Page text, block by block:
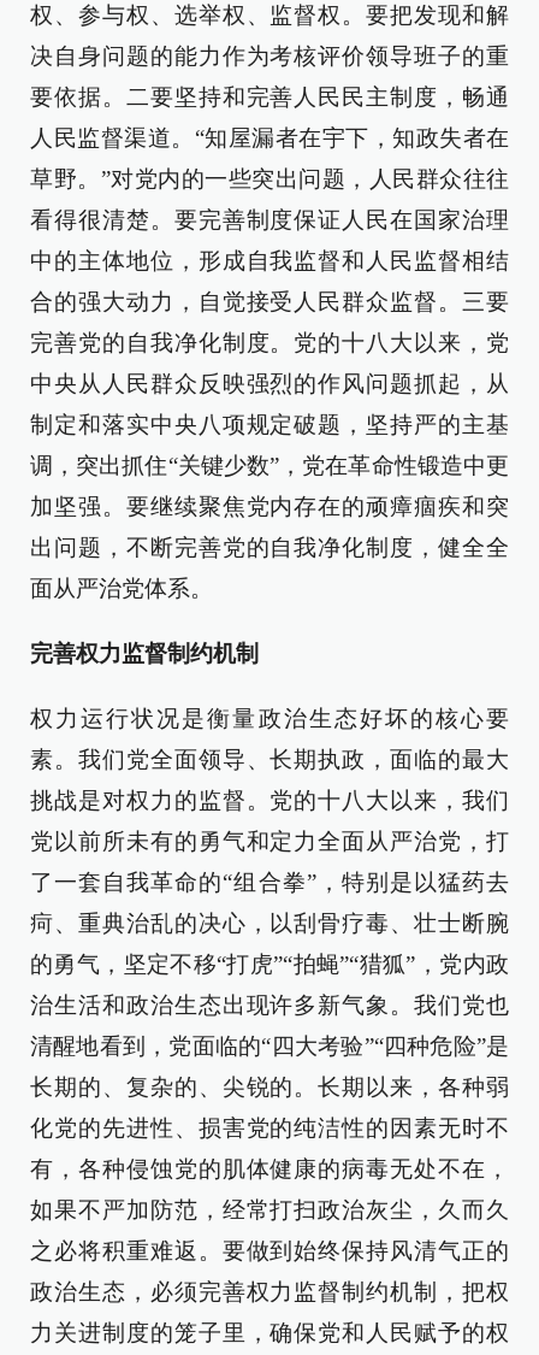
权、参与权、选举权、监督权。要把发现和解
决自身问题的能力作为考核评价领导班子的重
要依据。二要坚持和完善人民民主制度，畅通
人民监督渠道。“知屋漏者在宇下，知政失者在
草野。”对党内的一些突出问题，人民群众往往
看得很清楚。要完善制度保证人民在国家治理
中的主体地位，形成自我监督和人民监督相结
合的强大动力，自觉接受人民群众监督。三要
完善党的自我净化制度。党的十八大以来，党
中央从人民群众反映强烈的作风问题抓起，从
制定和落实中央八项规定破题，坚持严的主基
调，突出抓住“关键少数”，党在革命性锻造中更
加坚强。要继续聚焦党内存在的顽瘴痼疾和突
出问题，不断完善党的自我净化制度，健全全
面从严治党体系。
完善权力监督制约机制
权力运行状况是衡量政治生态好坏的核心要
素。我们党全面领导、长期执政，面临的最大
挑战是对权力的监督。党的十八大以来，我们
党以前所未有的勇气和定力全面从严治党，打
了一套自我革命的“组合拳”，特别是以猛药去
疴、重典治乱的决心，以刮骨疗毒、壮士断腕
的勇气，坚定不移“打虎”“拍蝇”“猎狐”，党内政
治生活和政治生态出现许多新气象。我们党也
清醒地看到，党面临的“四大考验”“四种危险”是
长期的、复杂的、尖锐的。长期以来，各种弱
化党的先进性、损害党的纯洁性的因素无时不
有，各种侵蚀党的肌体健康的病毒无处不在，
如果不严加防范，经常打扫政治灰尘，久而久
之必将积重难返。要做到始终保持风清气正的
政治生态，必须完善权力监督制约机制，把权
力关进制度的笼子里，确保党和人民赋予的权